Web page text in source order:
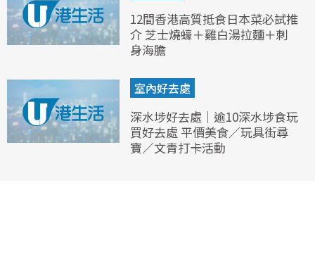
12間香港高質抵食日本菜必試推
介 芝士燒蠔＋雞白湯拉麵＋刺
身海膽
室內好去處
深水埗好去處｜逾10深水埗食玩
買好去處 平價美食／玩具街尋
寶／文青打卡活動